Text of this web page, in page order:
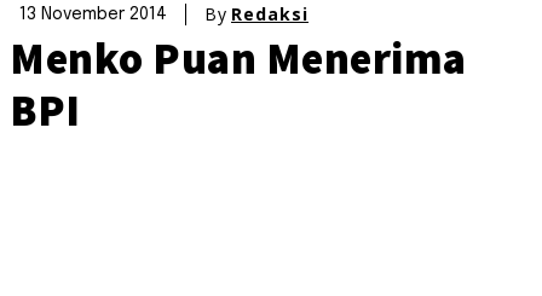
13 November 2014 By Redaksi
Menko Puan Menerima
BPI